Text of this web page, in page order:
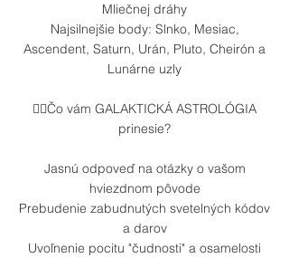
Mliečnej dráhy
Najsilnejšie body: Slnko, Mesiac,
Ascendent, Saturn, Urán, Pluto, Cheirón a
Lunárne uzly
👉🏼Čo vám GALAKTICKÁ ASTROLÓGIA
prinesie?
Jasnú odpoveď na otázky o vašom
hviezdnom pôvode
Prebudenie zabudnutých svetelných kódov
a darov
Uvoľnenie pocitu "čudnosti" a osamelosti